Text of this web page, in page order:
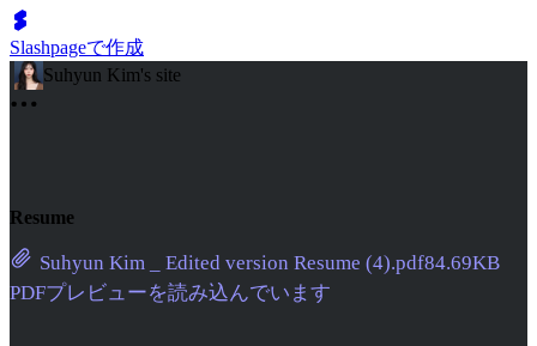
Slashpageで作成
Suhyun Kim's site
Resume
Suhyun Kim _ Edited version Resume (4).pdf84.69KB
PDFプレビューを読み込んでいます